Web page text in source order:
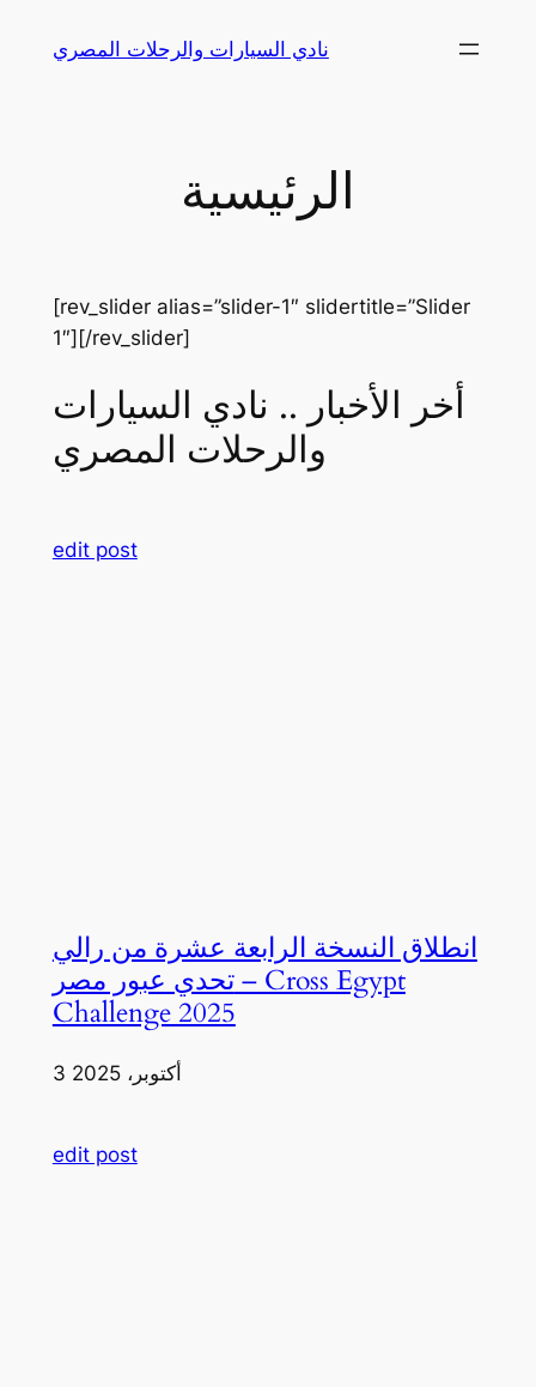
نادي السيارات والرحلات المصري
الرئيسية
[rev_slider alias=”slider-1″ slidertitle=”Slider
1″][/rev_slider]
أخر الأخبار .. نادي السيارات
والرحلات المصري
edit post
انطلاق النسخة الرابعة عشرة من رالي
تحدي عبور مصر – Cross Egypt
Challenge 2025
3 أكتوبر، 2025
edit post